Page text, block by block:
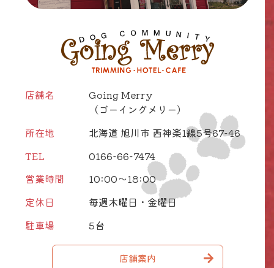
店舗名
Going Merry
（ゴーイングメリー）
所在地
北海道 旭川市 西神楽1線5号67-46
TEL
0166-66-7474
営業時間
10:00～18:00
定休日
毎週木曜日・金曜日
駐車場
5台
店舗案内